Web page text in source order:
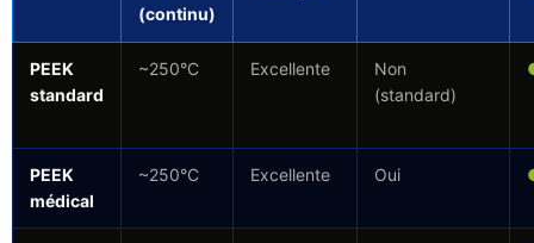
(continu)
PEEK
standard
~250°C Excellente
Non
(standard)
PEEK
médical
~250°C Excellente Oui